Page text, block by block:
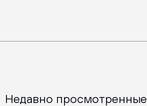
Недавно просмотренные